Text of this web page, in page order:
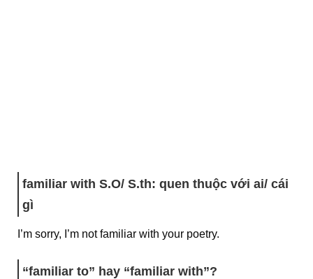
familiar with S.O/ S.th: quen thuộc với ai/ cái
gì
I’m sorry, I’m not familiar with your poetry.
“familiar to” hay “familiar with”?